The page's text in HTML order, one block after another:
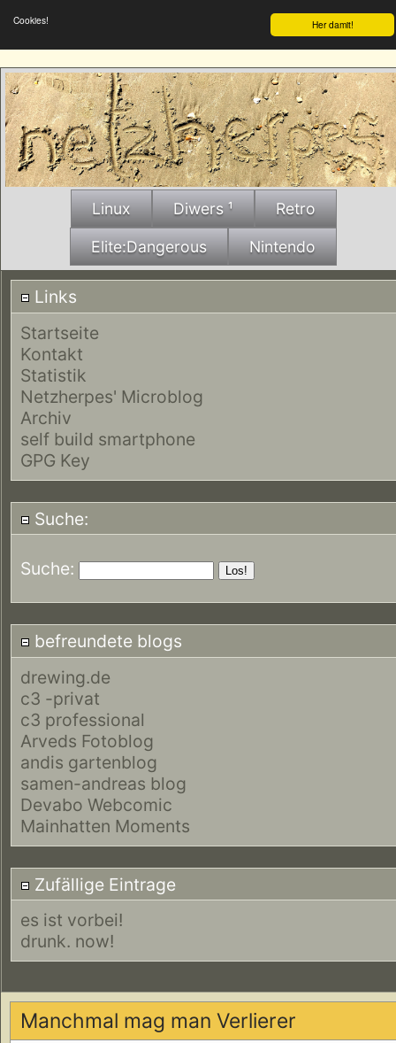
Her damit!
Cookies!
Linux Diwers ¹ Retro
Elite:Dangerous Nintendo
Links
Startseite
Kontakt
Statistik
Netzherpes' Microblog
Archiv
self build smartphone
GPG Key
Suche:
Suche:
befreundete blogs
drewing.de
c3 -privat
c3 professional
Arveds Fotoblog
andis gartenblog
samen-andreas blog
Devabo Webcomic
Mainhatten Moments
Zufällige Eintrage
es ist vorbei!
drunk. now!
Manchmal mag man Verlierer